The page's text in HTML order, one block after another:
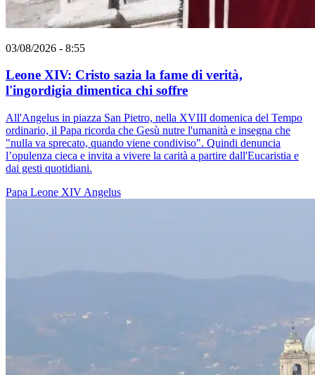
03/08/2026 - 8:55
Leone XIV: Cristo sazia la fame di verità,
l'ingordigia dimentica chi soffre
All'Angelus in piazza San Pietro, nella XVIII domenica del Tempo
ordinario, il Papa ricorda che Gesù nutre l'umanità e insegna che
"nulla va sprecato, quando viene condiviso". Quindi denuncia
l’opulenza cieca e invita a vivere la carità a partire dall'Eucaristia e
dai gesti quotidiani.
Papa Leone XIV Angelus